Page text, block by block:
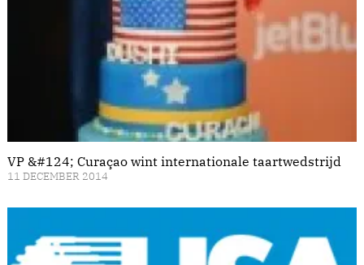
VP &#124; Curaçao wint internationale taartwedstrijd
11 DECEMBER 2014